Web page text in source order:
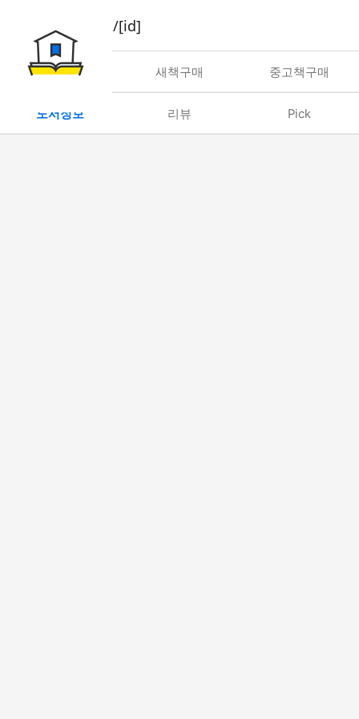
book/rent/[id]
대여 새책구매 중고책구매
도서정보 리뷰 Pick